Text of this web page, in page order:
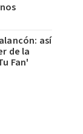
así
de la
Fan'